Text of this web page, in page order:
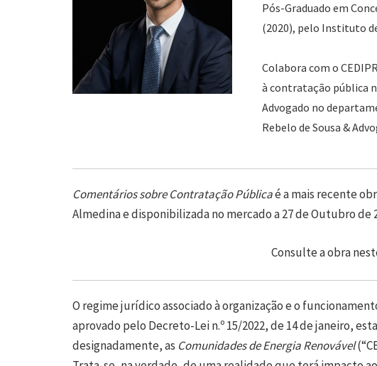
Pós-Graduado em
(2020), pelo Instituto
Colabora com o
à contratação pública
Advogado no
Rebelo de Sousa &
Comentários sobre Contratação Públicaé a mais recente
Almedina e disponibilizada no mercado a 27 de Outubro de
Consulte a obra
O regime jurídico associado à organização e o
aprovado pelo Decreto-Lei n.º 15/2022, de 14 de janeiro,
designadamente, as Comunidades de Energia Renovável